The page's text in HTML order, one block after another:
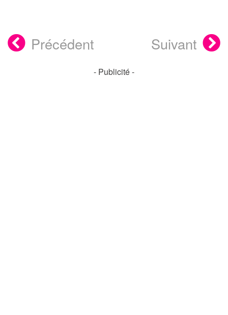
Précédent Suivant
- Publicité -